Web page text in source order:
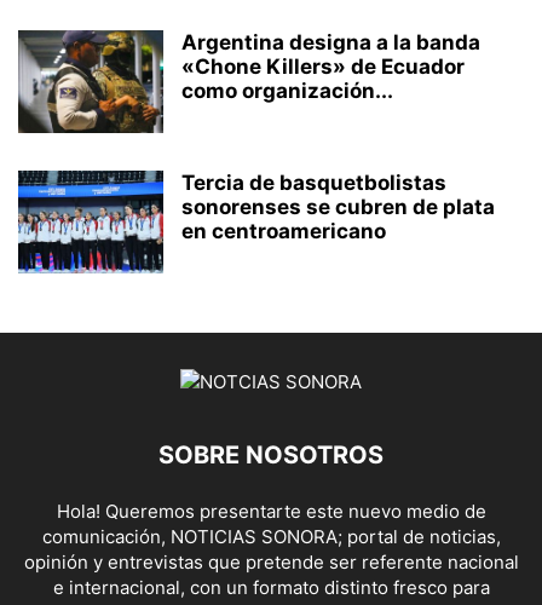
Argentina designa a la banda
«Chone Killers» de Ecuador
como organización...
Tercia de basquetbolistas
sonorenses se cubren de plata
en centroamericano
SOBRE NOSOTROS
Hola! Queremos presentarte este nuevo medio de
comunicación, NOTICIAS SONORA; portal de noticias,
opinión y entrevistas que pretende ser referente nacional
e internacional, con un formato distinto fresco para